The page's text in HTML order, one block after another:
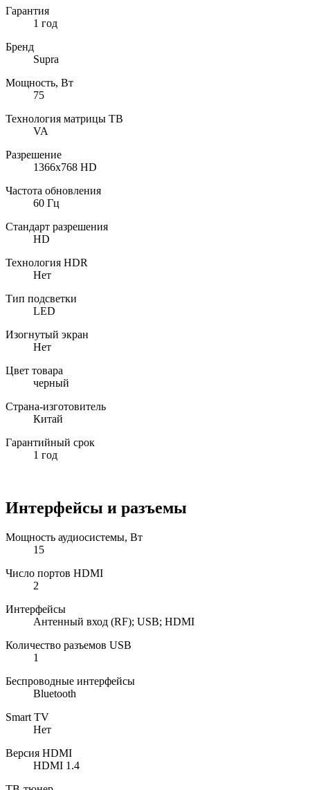
Гарантия
1 год
Бренд
Supra
Мощность, Вт
75
Технология матрицы ТВ
VA
Разрешение
1366x768 HD
Частота обновления
60 Гц
Стандарт разрешения
HD
Технология HDR
Нет
Тип подсветки
LED
Изогнутый экран
Нет
Цвет товара
черный
Страна-изготовитель
Китай
Гарантийный срок
1 год
Интерфейсы и разъемы
Мощность аудиосистемы, Вт
15
Число портов HDMI
2
Интерфейсы
Антенный вход (RF); USB; HDMI
Количество разъемов USB
1
Беспроводные интерфейсы
Bluetooth
Smart TV
Нет
Версия HDMI
HDMI 1.4